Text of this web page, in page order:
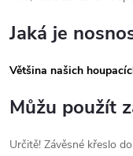
v
k
y
v
ý
p
á
n
Jaká je
Většina našich
Můžu použít
Určitě! Závěsné křeslo